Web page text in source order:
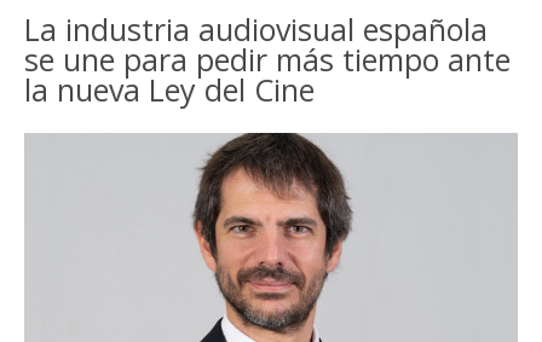
La industria audiovisual española
se une para pedir más tiempo ante
la nueva Ley del Cine